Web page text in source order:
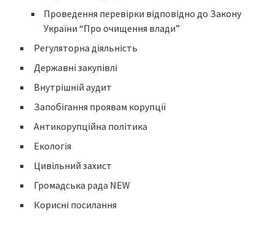
Проведення перевірки відповідно до Закону
України “Про очищення влади”
Регуляторна діяльність
Державні закупівлі
Внутрішній аудит
Запобігання проявам корупції
Антикорупційна політика
Екологія
Цивільний захист
Громадська рада NEW
Корисні посилання